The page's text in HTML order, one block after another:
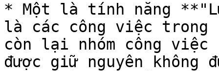
* Một là tính năng
là các công việc trong
còn lại nhóm công
được giữ nguyên không